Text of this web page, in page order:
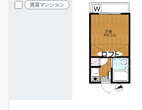
賃貸マンション